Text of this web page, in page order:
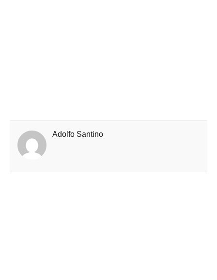
Adolfo Santino